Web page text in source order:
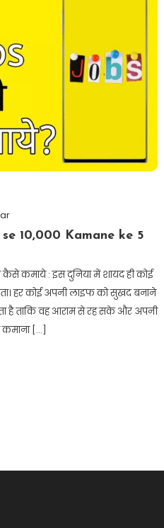
10,000 Kamane ke 5
कमाये : इस दुनिया में शायद ही कोई
हर कोई अपनी लाइफ को सुखद बनाने
है ताकि वह आराम से रह सके और अपनी
[…]